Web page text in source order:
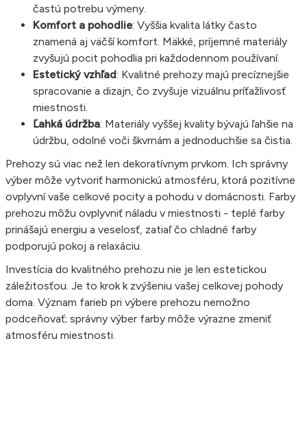
častú potrebu výmeny.
Komfort a pohodlie: Vyššia kvalita látky často
znamená aj väčší komfort. Mäkké, príjemné materiály
zvyšujú pocit pohodlia pri každodennom používaní.
Estetický vzhľad: Kvalitné prehozy majú precíznejšie
spracovanie a dizajn, čo zvyšuje vizuálnu príťažlivosť
miestnosti.
Ľahká údržba: Materiály vyššej kvality bývajú ľahšie na
údržbu, odolné voči škvrnám a jednoduchšie sa čistia.
Prehozy sú viac než len dekoratívnym prvkom. Ich správny
výber môže vytvoriť harmonickú atmosféru, ktorá pozitívne
ovplyvní vaše celkové pocity a pohodu v domácnosti. Farby
prehozu môžu ovplyvniť náladu v miestnosti - teplé farby
prinášajú energiu a veselosť, zatiaľ čo chladné farby
podporujú pokoj a relaxáciu.
Investícia do kvalitného prehozu nie je len estetickou
záležitosťou. Je to krok k zvýšeniu vašej celkovej pohody
doma. Význam farieb pri výbere prehozu nemožno
podceňovať; správny výber farby môže výrazne zmeniť
atmosféru miestnosti.